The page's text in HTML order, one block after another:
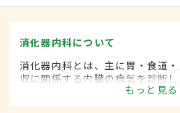
消化器内科について
消化器内科とは、主に胃・食道
収に関係する内臓の病気を診断
に治療する内科の一領域です。
前は、消化器科と呼ばれていま
もっと見る